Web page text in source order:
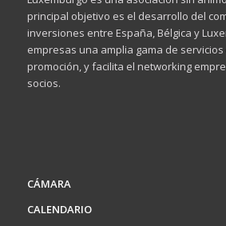
principal objetivo es el desarrollo del
inversiones entre España, Bélgica y
empresas una amplia gama de
promoción, y facilita el networking
socios.
CÁMARA
CALENDARIO